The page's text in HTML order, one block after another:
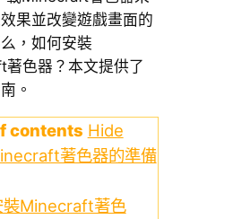
果並改變遊戲畫面的
，如何安裝
色器？本文提供了
。
contents Hide
著色器的準備
裝Minecraft著色